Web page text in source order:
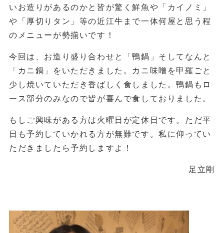
いお造りがあるのかと皆が驚く鮮魚や「カイノミ」
や「厚切りタン」等の近江牛まで一体何屋と思う程
のメニューが勢揃いです！
今回は、お造り盛り合わせと「鴨鍋」そしてなんと
「カニ鍋」をいただきました。カニ味噌を甲羅ごと
少し焼いていただき香ばしく食しました。鴨鍋もロ
ース部分のみなので皆が喜んで食しておりました。
もしご興味がある方は火曜日が定休日です。ただ平
日も予約していかれる方が無難です。私に仰ってい
ただきましたら予約しますよ！
足立剛